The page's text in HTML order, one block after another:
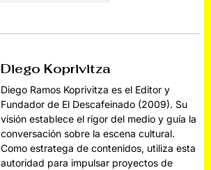
Diego Koprivitza
Diego Ramos Koprivitza es el Editor y
Fundador de El Descafeinado (2009). Su
visión establece el rigor del medio y guía la
conversación sobre la escena cultural.
Como estratega de contenidos, utiliza esta
autoridad para impulsar proyectos de